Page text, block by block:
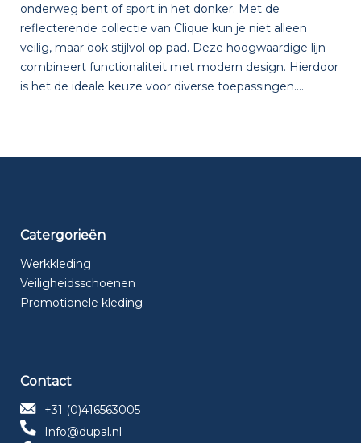
onderweg bent of sport in het donker. Met de
reflecterende collectie van Clique kun je niet alleen
veilig, maar ook stijlvol op pad. Deze hoogwaardige lijn
combineert functionaliteit met modern design. Hierdoor
is het de ideale keuze voor diverse toepassingen....
Catergorieën
Werkkleding
Veiligheidsschoenen
Promotionele kleding
Contact
+31 (0)416563005
Info@dupal.nl